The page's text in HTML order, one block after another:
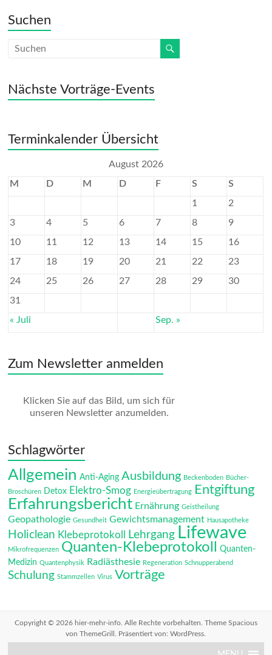
Suchen
Nächste Vorträge-Events
Terminkalender Übersicht
August 2026
M
D M D F S
S
1
2
3
4 5 6 7 8
9
10
11 12 13 14 15
16
17
18 19 20 21 22
23
24
25 26 27 28 29
30
31
« Juli
Sep. »
Zum Newsletter anmelden
Klicken Sie auf das Bild, um sich für
unseren Newsletter anzumelden.
Schlagwörter
Allgemein Anti-Aging Ausbildung Beckenboden Bücher-
Broschüren Detox Elektro-Smog Energieübertragung Entgiftung
Erfahrungsbericht Ernährung Geistheilung
Geopathologie Gesundheit Gewichtsmanagement Hausapotheke
Holiclean Klebeprotokoll Lehrgang Lifewave
Mikrofrequenzen Quanten-Klebeprotokoll
Quanten-
Medizin Quantenphysik Radiästhesie Regeneration Schnupperabend
Schulung Stammzellen Virus Vorträge
Copyright © 2026 hier-mehr-info. Alle Rechte vorbehalten. Theme Spacious
von ThemeGrill. Präsentiert von:WordPress